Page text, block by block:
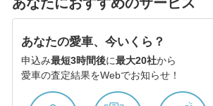
あなたの愛車、今いくら？
申込み最短3時間後に最大20社から
愛車の査定結果をWebでお知らせ！